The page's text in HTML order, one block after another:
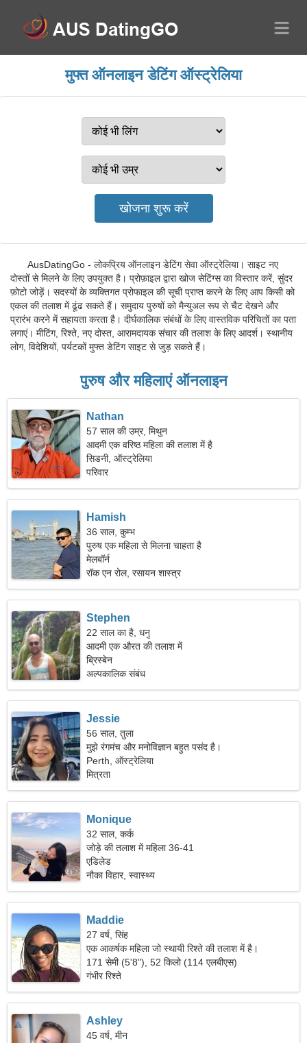
मुफ्त ऑनलाइन डेटिंग ऑस्ट्रेलिया
AusDatingGo - लोकप्रिय ऑनलाइन डेटिंग सेवा ऑस्ट्रेलिया। साइट नए
दोस्तों से मिलने के लिए उपयुक्त है। प्रोफ़ाइल द्वारा खोज सेटिंग्स का विस्तार करें, सुंदर
फ़ोटो जोड़ें। सदस्यों के व्यक्तिगत प्रोफाइल की सूची प्राप्त करने के लिए आप किसी को
एकल की तलाश में ढूंढ सकते हैं। समुदाय पुरुषों को मैन्युअल रूप से चैट देखने और
प्रारंभ करने में सहायता करता है। दीर्घकालिक संबंधों के लिए वास्तविक परिचितों का पता
लगाएं। मीटिंग, रिश्ते, नए दोस्त, आरामदायक संचार की तलाश के लिए आदर्श। स्थानीय
लोग, विदेशियों, पर्यटकों मुफ्त डेटिंग साइट से जुड़ सकते हैं।
पुरुष और महिलाएं ऑनलाइन
Nathan
57 साल की उम्र, मिथुन
आदमी एक वरिष्ठ महिला की तलाश में है
सिडनी, ऑस्ट्रेलिया
परिवार
Hamish
36 साल, कुम्भ
पुरुष एक महिला से मिलना चाहता है
मेलबॉर्न
रॉक एन रोल, रसायन शास्त्र
Stephen
22 साल का है, धनु
आदमी एक औरत की तलाश में
ब्रिस्बेन
अल्पकालिक संबंध
Jessie
56 साल, तुला
मुझे रंगमंच और मनोविज्ञान बहुत पसंद है।
Perth, ऑस्ट्रेलिया
मित्रता
Monique
32 साल, कर्क
जोड़े की तलाश में महिला 36-41
एडिलेड
नौका विहार, स्वास्थ्य
Maddie
27 वर्ष, सिंह
एक आकर्षक महिला जो स्थायी रिश्ते की तलाश में है।
171 सेमी (5'8"), 52 किलो (114 एलबीएस)
गंभीर रिश्ते
Ashley
45 वर्ष, मीन